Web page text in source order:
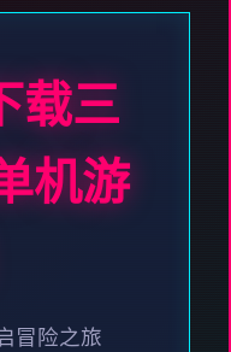
载三
机游
冒险之旅